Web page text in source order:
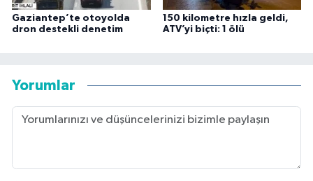
Gaziantep’te otoyolda
dron destekli denetim
150 kilometre hızla geldi,
ATV’yi biçti: 1 ölü
Yorumlar